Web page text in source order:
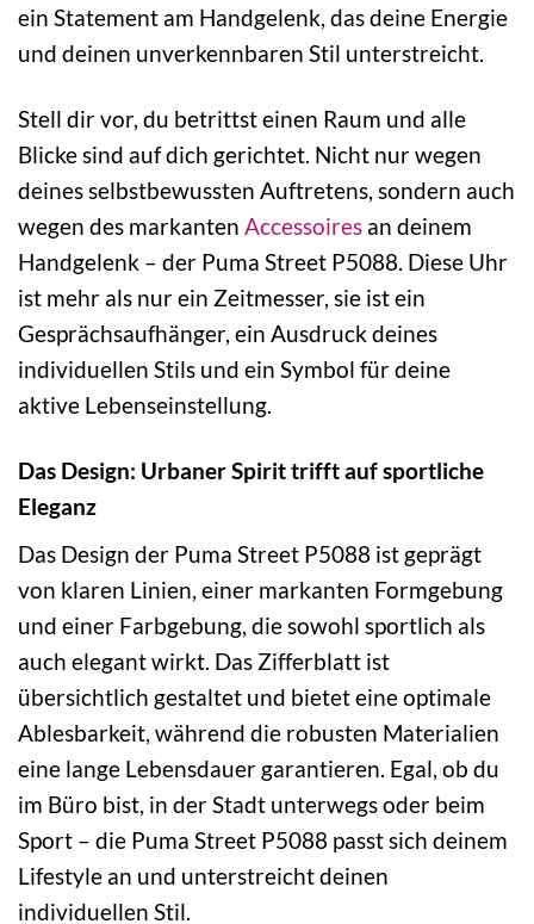
ein Statement am Handgelenk, das deine Energie
und deinen unverkennbaren Stil unterstreicht.
Stell dir vor, du betrittst einen Raum und alle
Blicke sind auf dich gerichtet. Nicht nur wegen
deines selbstbewussten Auftretens, sondern auch
wegen des markanten Accessoires an deinem
Handgelenk – der Puma Street P5088. Diese Uhr
ist mehr als nur ein Zeitmesser, sie ist ein
Gesprächsaufhänger, ein Ausdruck deines
individuellen Stils und ein Symbol für deine
aktive Lebenseinstellung.
Das Design: Urbaner Spirit trifft auf sportliche
Eleganz
Das Design der Puma Street P5088 ist geprägt
von klaren Linien, einer markanten Formgebung
und einer Farbgebung, die sowohl sportlich als
auch elegant wirkt. Das Zifferblatt ist
übersichtlich gestaltet und bietet eine optimale
Ablesbarkeit, während die robusten Materialien
eine lange Lebensdauer garantieren. Egal, ob du
im Büro bist, in der Stadt unterwegs oder beim
Sport – die Puma Street P5088 passt sich deinem
Lifestyle an und unterstreicht deinen
individuellen Stil.